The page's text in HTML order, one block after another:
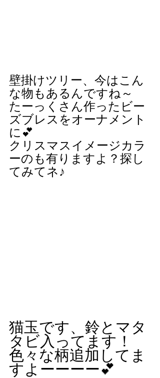
壁掛けツリー、今はこん
な物もあるんですね～
たーっくさん作ったビー
ズブレスをオーナメント
に💕
クリスマスイメージカラ
ーのも有りますよ？探し
てみてネ♪
猫玉です、鈴とマタ
タビ入ってます！
色々な柄追加してま
すよーーーー💕